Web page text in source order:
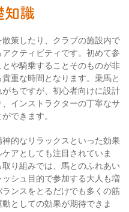
知識
策したり、クラブの施設内で
クティビティです。初めて参
や騎乗することそのものが非
重な時間となります。乗馬と
ちですが、初心者向けに設計
インストラクターの丁寧なサ
できます。
的なリラックスといった効果
アとしても注目されていま
り組みでは、馬とのふれあい
シュ目的で参加する大人も増
ンスをとるだけでも多くの筋
としての効果が期待できま